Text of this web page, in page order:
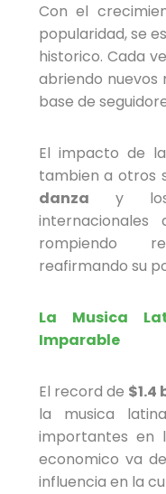
Con el
popularidad, se
historico. Cada
abriendo nuevos
base de
El impacto de
tambien a otros
danza y
rompiendo
reafirmando su
La Musica
Imparable
El record de $1.4
la musica
importantes en
economico va
influencia en la